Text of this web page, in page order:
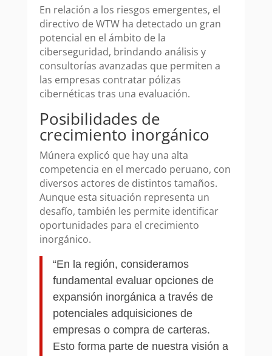
En relación a los riesgos emergentes, el
directivo de WTW ha detectado un gran
potencial en el ámbito de la
ciberseguridad, brindando análisis y
consultorías avanzadas que permiten a
las empresas contratar pólizas
cibernéticas tras una evaluación.
Posibilidades de
crecimiento inorgánico
Múnera explicó que hay una alta
competencia en el mercado peruano, con
diversos actores de distintos tamaños.
Aunque esta situación representa un
desafío, también les permite identificar
oportunidades para el crecimiento
inorgánico.
“En la región, consideramos
fundamental evaluar opciones de
expansión inorgánica a través de
potenciales adquisiciones de
empresas o compra de carteras.
Esto forma parte de nuestra visión a